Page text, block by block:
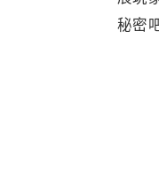
秘密